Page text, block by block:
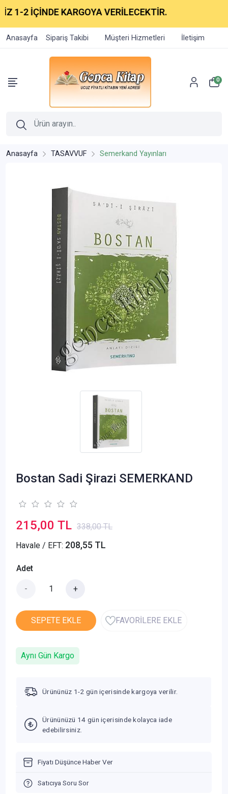
2 İÇİNDE KARGOYA VERİLECEKTİR.
Anasayfa Sipariş Takibi Müşteri Hizmetleri İletişim
0
Anasayfa TASAVVUF Semerkand Yayınları
Bostan Sadi Şirazi SEMERKAND
215,00 TL 338,00 TL
Havale / EFT: 208,55 TL
Adet
- +
SEPETE EKLE FAVORİLERE EKLE
Aynı Gün Kargo
Ürününüz 1-2 gün içerisinde kargoya verilir.
Ürününüzü 14 gün içerisinde kolayca iade
edebilirsiniz.
Fiyatı Düşünce Haber Ver
Satıcıya Soru Sor